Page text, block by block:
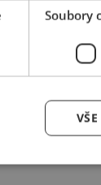
Soubory